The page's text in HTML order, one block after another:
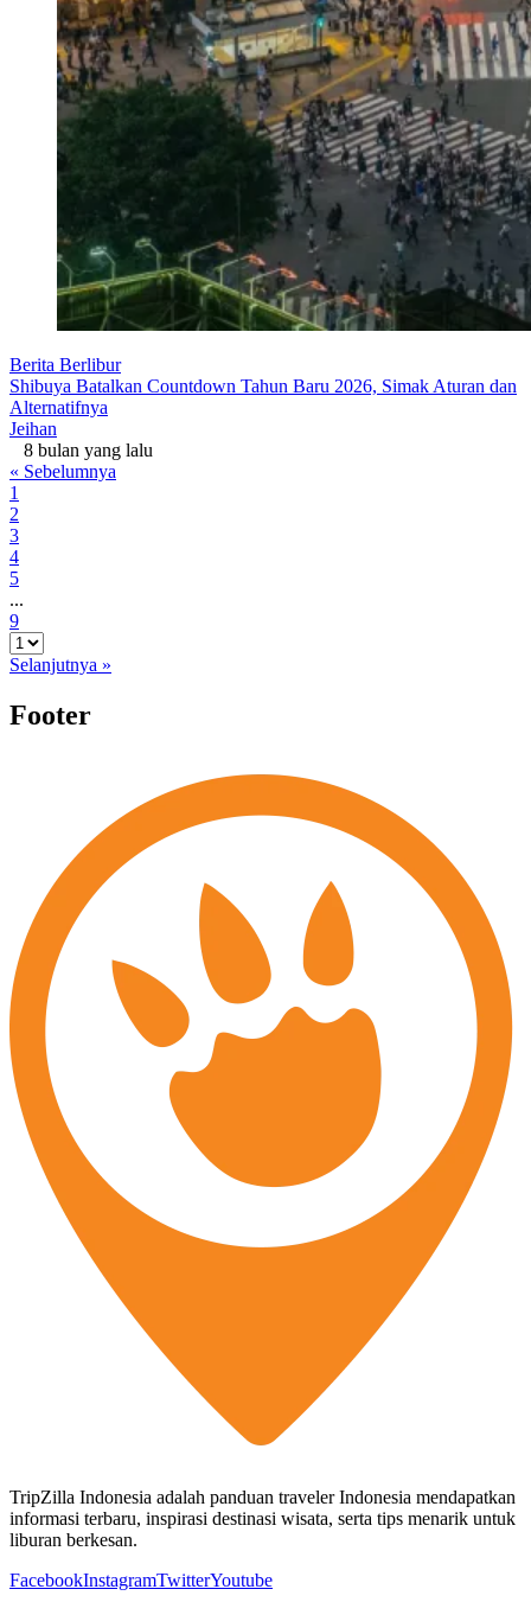
Berita Berlibur
Shibuya Batalkan Countdown Tahun Baru 2026, Simak Aturan dan
Alternatifnya
Jeihan
8 bulan yang lalu
« Sebelumnya
1
2
3
4
5
...
9
Selanjutnya »
Footer
TripZilla Indonesia adalah panduan traveler Indonesia mendapatkan
informasi terbaru, inspirasi destinasi wisata, serta tips menarik untuk
liburan berkesan.
FacebookInstagramTwitterYoutube